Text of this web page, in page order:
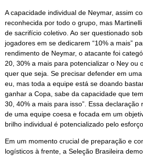
A capacidade individual de Neymar, assim
reconhecida por todo o grupo, mas
de sacrifício coletivo. Ao ser questionado
jogadores em se dedicarem “10% a mais”
rendimento de Neymar, o atacante foi
20, 30% a mais para potencializar o Ney ou
quer que seja. Se precisar defender em
eu, mas toda a equipe está se doando
ganhar a Copa, sabe da capacidade que
30, 40% a mais para isso”. Essa declaração
de uma equipe coesa e focada em um
brilho individual é potencializado pelo
Em um momento crucial de preparação e
logísticos à frente, a Seleção Brasileira